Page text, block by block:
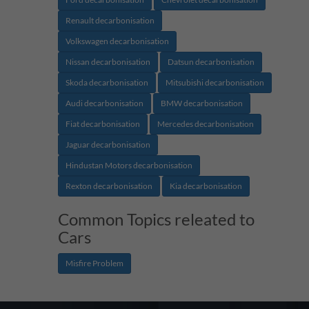
Renault decarbonisation
Volkswagen decarbonisation
Nissan decarbonisation
Datsun decarbonisation
Skoda decarbonisation
Mitsubishi decarbonisation
Audi decarbonisation
BMW decarbonisation
Fiat decarbonisation
Mercedes decarbonisation
Jaguar decarbonisation
Hindustan Motors decarbonisation
Rexton decarbonisation
Kia decarbonisation
Common Topics releated to
Cars
Misfire Problem